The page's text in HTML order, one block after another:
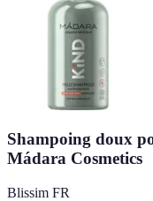
Shampoing doux
Mádara Cosmetics
Blissim FR